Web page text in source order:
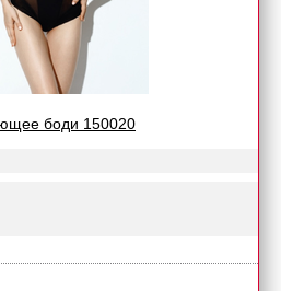
боди 150020